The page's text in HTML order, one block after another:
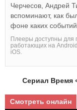
Черчесов, Андрей
вспоминают, как
фоне каких
Плееры доступны для
работающих на
iOS.
Сериал Время
Смотреть онлайн